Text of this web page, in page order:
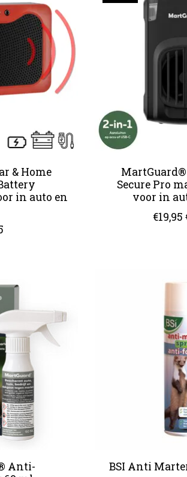
& Home
in auto en
MartGuard®
Secure Pro
voor in
€19,95
Anti-
BSI Anti